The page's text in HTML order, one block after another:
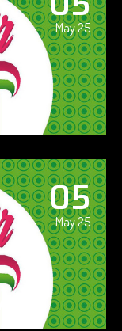
May 25
05
May 25